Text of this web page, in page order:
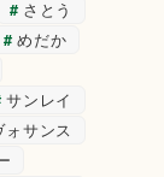
さとう
めだか
サンレイ
ォサンス